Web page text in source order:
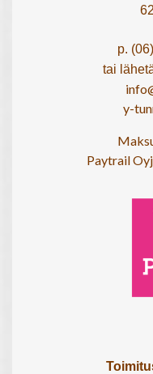
p.
tai
y-
Paytrail